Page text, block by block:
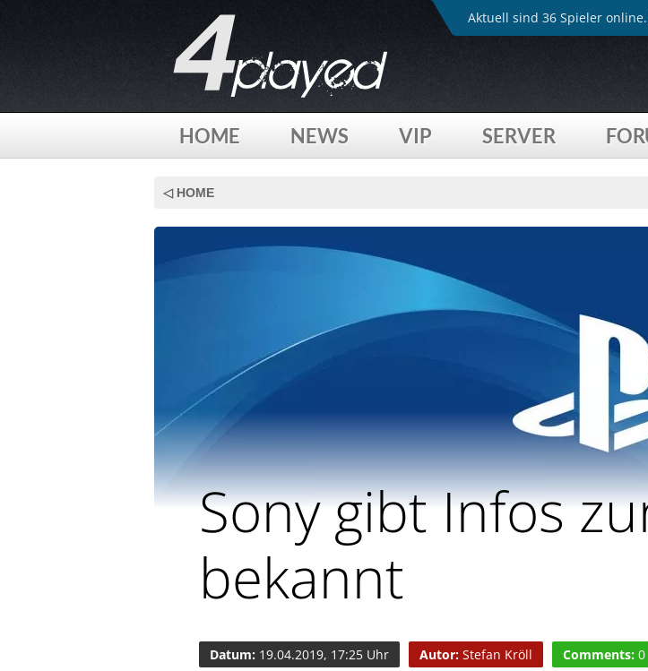
Aktuell sind 36 Spieler online.
HOME NEWS VIP SERVER
◁ HOME
Sony gibt Infos
bekannt
Datum: 19.04.2019, 17:25 Uhr Autor: Stefan Kröll Comments: 0